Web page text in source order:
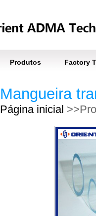
Produtos Factory
Mangueira
Página inicial